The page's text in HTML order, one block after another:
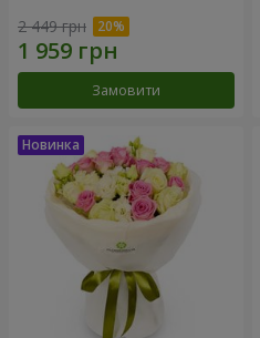
2 449 грн
Замовити